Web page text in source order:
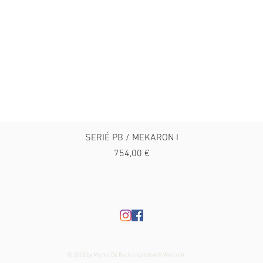
SERIÉ PB / MEKARON I
Prix
754,00 €
© 2023 by Michel De Ryck created with Wix.com